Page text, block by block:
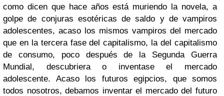
como dicen que hace años está muriendo la novela, a
golpe de conjuras esotéricas de saldo y de vampiros
adolescentes, acaso los mismos vampiros del mercado
que en la tercera fase del capitalismo, la del capitalismo
de consumo, poco después de la Segunda Guerra
Mundial, descubriera o inventase el mercado
adolescente. Acaso los futuros egipcios, que somos
todos nosotros, debamos inventar el mercado del futuro